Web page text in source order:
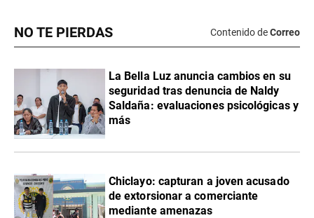
NO TE PIERDAS Contenido deCorreo
La Bella Luz anuncia cambios en su
seguridad tras denuncia de Naldy
Saldaña: evaluaciones psicológicas y
más
Chiclayo: capturan a joven acusado
de extorsionar a comerciante
mediante amenazas